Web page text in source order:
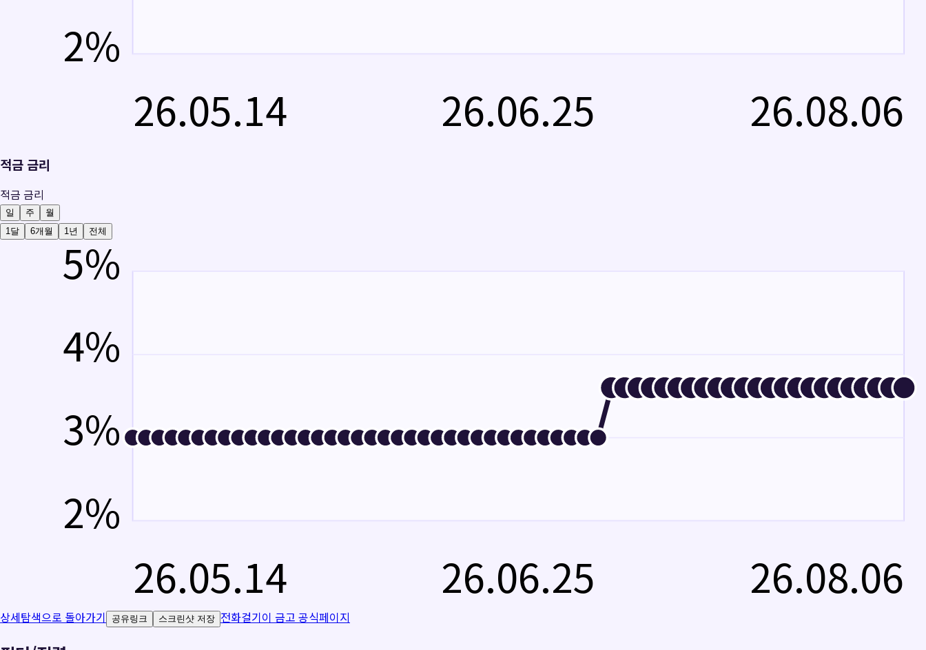
2%
26.05.14 26.06.25 26.08.06
적금 금리
적금 금리
일 주
월
1달
6개월 1년 전체
5%
4%
3%
2%
26.05.14 26.06.25 26.08.06
상세탐색으로 돌아가기 공유링크 스크린샷 저장 전화걸기이 금고 공식페이지